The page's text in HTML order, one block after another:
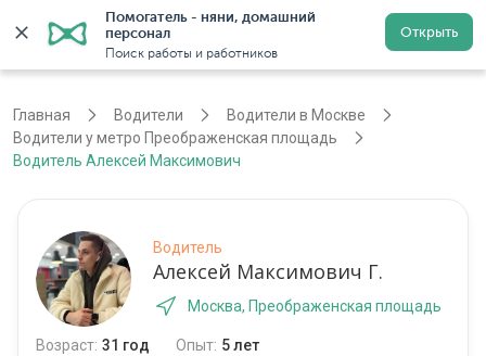
Помогатель - няни, домашний
персонал
Поиск работы и работников
Открыть
Регистрация
Главная Водители
Водители в Москве
Водители у метро Преображенская площадь
Водитель Алексей Максимович
Водитель
Алексей Максимович Г.
Москва, Преображенская площадь
Возраст: 31 год Опыт: 5 лет